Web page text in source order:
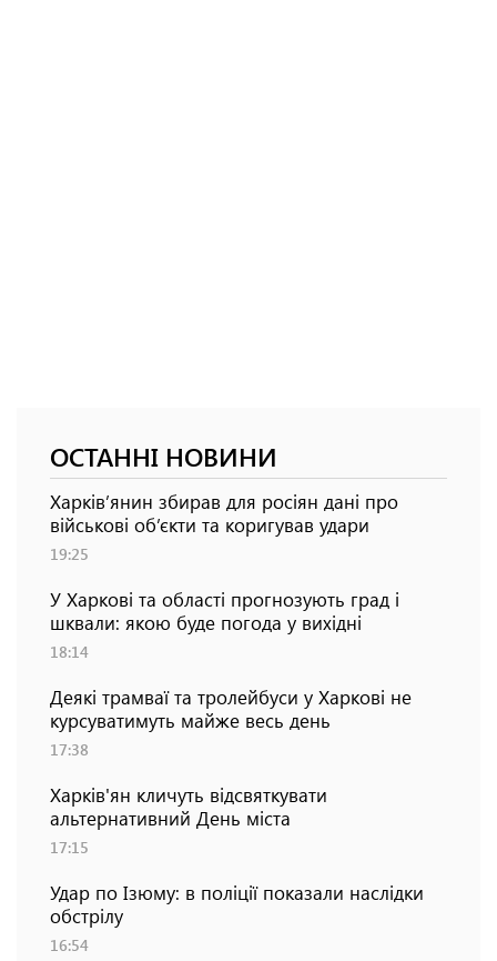
ОСТАННІ НОВИНИ
Харків’янин збирав для росіян дані про
військові об’єкти та коригував удари
19:25
У Харкові та області прогнозують град і
шквали: якою буде погода у вихідні
18:14
Деякі трамваї та тролейбуси у Харкові не
курсуватимуть майже весь день
17:38
Харків'ян кличуть відсвяткувати
альтернативний День міста
17:15
Удар по Ізюму: в поліції показали наслідки
обстрілу
16:54